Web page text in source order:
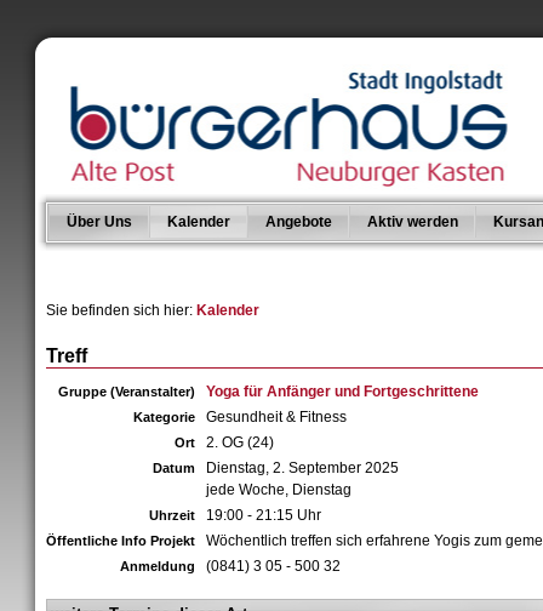
Über Uns Kalender Angebote Aktiv werden
Sie befinden sich hier: Kalender
Treff
Gruppe (Veranstalter) Yoga für Anfänger und Fortgeschrittene
Kategorie Gesundheit & Fitness
Ort 2. OG (24)
Datum
Dienstag, 2. September 2025
jede Woche, Dienstag
Uhrzeit 19:00 - 21:15 Uhr
Öffentliche Info Projekt Wöchentlich treffen sich erfahrene Yogis zum
Anmeldung (0841) 3 05 - 500 32